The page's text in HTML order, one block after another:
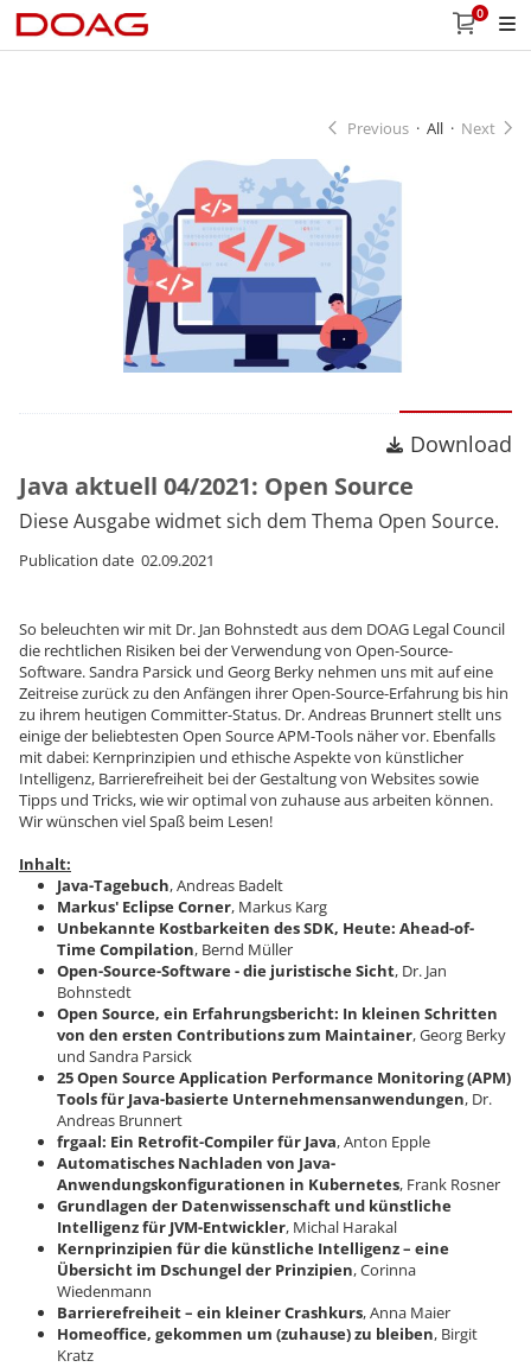
0
Previous · All · Next
Download
Download
Java aktuell 04/2021: Open Source
Diese Ausgabe widmet sich dem Thema Open Source.
Publication date 02.09.2021
So beleuchten wir mit Dr. Jan Bohnstedt aus dem DOAG Legal Council
die rechtlichen Risiken bei der Verwendung von Open-Source-
Software. Sandra Parsick und Georg Berky nehmen uns mit auf eine
Zeitreise zurück zu den Anfängen ihrer Open-Source-Erfahrung bis hin
zu ihrem heutigen Committer-Status. Dr. Andreas Brunnert stellt uns
einige der beliebtesten Open Source APM-Tools näher vor. Ebenfalls
mit dabei: Kernprinzipien und ethische Aspekte von künstlicher
Intelligenz, Barrierefreiheit bei der Gestaltung von Websites sowie
Tipps und Tricks, wie wir optimal von zuhause aus arbeiten können.
Wir wünschen viel Spaß beim Lesen!
Inhalt:
Java-Tagebuch, Andreas Badelt
Markus' Eclipse Corner, Markus Karg
Unbekannte Kostbarkeiten des SDK, Heute: Ahead-of-
Time Compilation, Bernd Müller
Open-Source-Software - die juristische Sicht, Dr. Jan
Bohnstedt
Open Source, ein Erfahrungsbericht: In kleinen Schritten
von den ersten Contributions zum Maintainer, Georg Berky
und Sandra Parsick
25 Open Source Application Performance Monitoring (APM)
Tools für Java-basierte Unternehmensanwendungen, Dr.
Andreas Brunnert
frgaal: Ein Retrofit-Compiler für Java, Anton Epple
Automatisches Nachladen von Java-
Anwendungskonfigurationen in Kubernetes, Frank Rosner
Grundlagen der Datenwissenschaft und künstliche
Intelligenz für JVM-Entwickler, Michal Harakal
Kernprinzipien für die künstliche Intelligenz – eine
Übersicht im Dschungel der Prinzipien, Corinna
Wiedenmann
Barrierefreiheit – ein kleiner Crashkurs, Anna Maier
Homeoffice, gekommen um (zuhause) zu bleiben, Birgit
Kratz